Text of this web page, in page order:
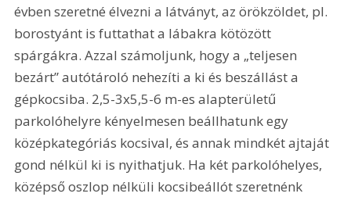
évben szeretné élvezni a látványt, az örökzöldet, pl.
borostyánt is futtathat a lábakra kötözött
spárgákra. Azzal számoljunk, hogy a „teljesen
bezárt” autótároló nehezíti a ki és beszállást a
gépkocsiba. 2,5-3x5,5-6 m-es alapterületű
parkolóhelyre kényelmesen beállhatunk egy
középkategóriás kocsival, és annak mindkét ajtaját
gond nélkül ki is nyithatjuk. Ha két parkolóhelyes,
középső oszlop nélküli kocsibeállót szeretnénk